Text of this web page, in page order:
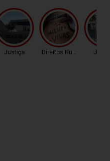
Justiça Direitos Humanos